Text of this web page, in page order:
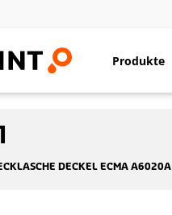
Produkte
DECKEL ECMA A6020A